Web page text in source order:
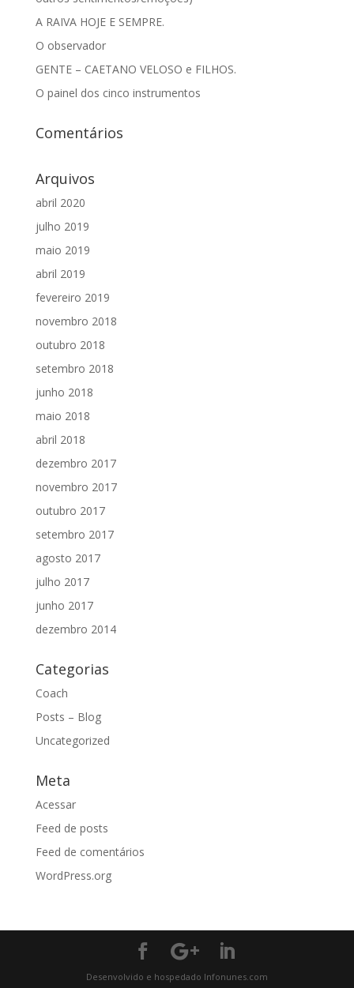
A RAIVA HOJE E SEMPRE.
O observador
GENTE – CAETANO VELOSO e FILHOS.
O painel dos cinco instrumentos
Comentários
Arquivos
abril 2020
julho 2019
maio 2019
abril 2019
fevereiro 2019
novembro 2018
outubro 2018
setembro 2018
junho 2018
maio 2018
abril 2018
dezembro 2017
novembro 2017
outubro 2017
setembro 2017
agosto 2017
julho 2017
junho 2017
dezembro 2014
Categorias
Coach
Posts – Blog
Uncategorized
Meta
Acessar
Feed de posts
Feed de comentários
WordPress.org
Desenvolvido e hospedado Infonunes.com